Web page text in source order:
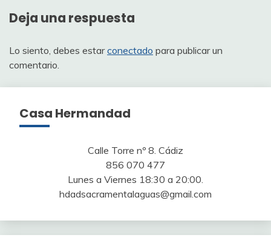
Deja una respuesta
Lo siento, debes estarconectado para publicar un
comentario.
Casa Hermandad
Calle Torre nº 8. Cádiz
856 070 477
Lunes a Viernes 18:30 a 20:00.
hdadsacramentalaguas@gmail.com